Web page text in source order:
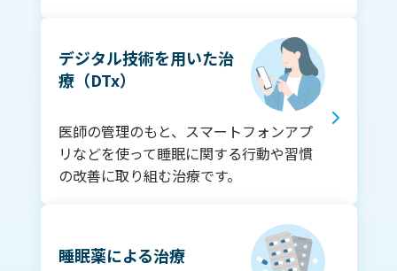
デジタル技術を用いた治
療（DTx）
医師の管理のもと、スマートフォンアプ
リなどを使って睡眠に関する行動や習慣
の改善に取り組む治療です。
睡眠薬による治療